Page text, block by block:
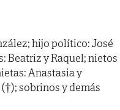
hijo político: José
Beatriz y Raquel; nietos
Anastasia y
sobrinos y demás